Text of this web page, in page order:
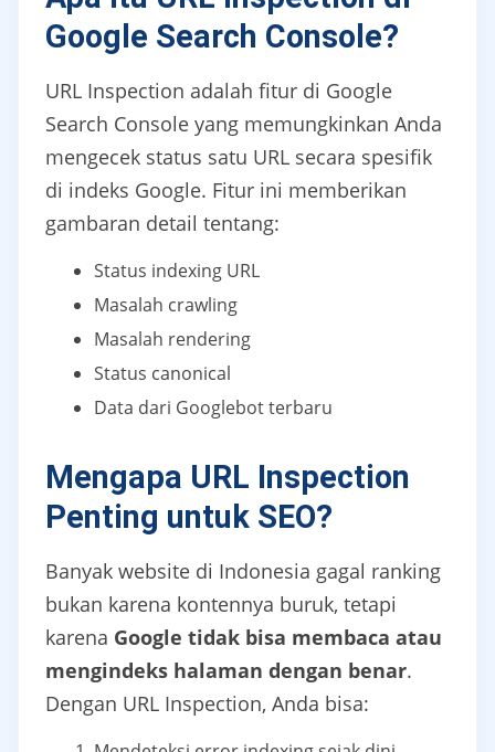
Google Search Console?
URL Inspection adalah fitur di Google
Search Console yang memungkinkan Anda
mengecek status satu URL secara spesifik
di indeks Google. Fitur ini memberikan
gambaran detail tentang:
Status indexing URL
Masalah crawling
Masalah rendering
Status canonical
Data dari Googlebot terbaru
Mengapa URL Inspection
Penting untuk SEO?
Banyak website di Indonesia gagal ranking
bukan karena kontennya buruk, tetapi
karena Google tidak bisa membaca atau
mengindeks halaman dengan benar.
Dengan URL Inspection, Anda bisa: